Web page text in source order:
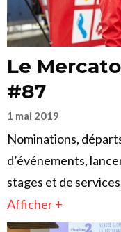
Le
#87
1 mai 2019
Nominations,
d’événements,
stages et de
Afficher +